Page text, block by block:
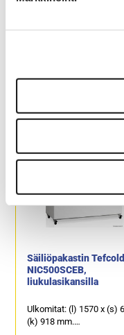
Ulkomitat: 567mm
Sisämitat: 450mm
x 475 mm korkeus
Nettotilavuus 72 litraa
Kylmäaine R600a
Säiliöpakastin Tefcold
NIC500SCEB,
liukulasikansilla
Ulkomitat: (l) 1570 x (s)
(k) 918 mm.